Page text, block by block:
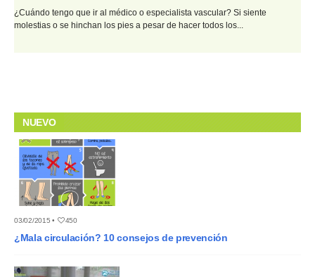
¿Cuándo tengo que ir al médico o especialista vascular? Si siente
molestias o se hinchan los pies a pesar de hacer todos los...
NUEVO
03/02/2015 • 450
¿Mala circulación? 10 consejos de prevención